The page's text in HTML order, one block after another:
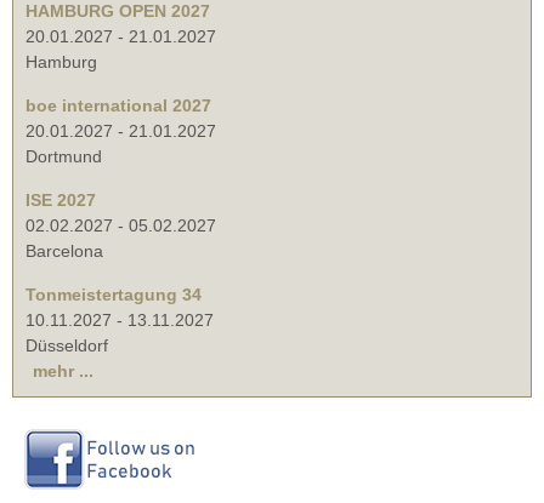
HAMBURG OPEN 2027
20.01.2027 - 21.01.2027
Hamburg
boe international 2027
20.01.2027 - 21.01.2027
Dortmund
ISE 2027
02.02.2027 - 05.02.2027
Barcelona
Tonmeistertagung 34
10.11.2027 - 13.11.2027
Düsseldorf
mehr ...